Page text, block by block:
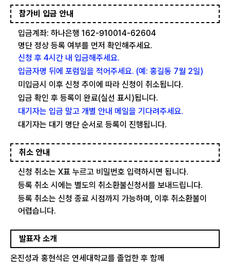
참가비 입금 안내
입금계좌: 하나은행 162-910014-62604
명단 정상 등록 여부를 먼저 확인해주세요.
신청 후 4시간 내 입금해주세요.
입금자명 뒤에 포럼일을 적어주세요. (예: 홍길동 7월 2일)
미입금시 이후 신청 추이에 따라 신청이 취소됩니다.
입금 확인 후 등록이 완료(실선 표시)됩니다.
대기자는 입금 말고 개별 안내 메일을 기다려주세요.
대기자는 대기 명단 순서로 등록이 진행됩니다.
취소 안내
신청 취소는 X표 누르고 비밀번호 입력하시면 됩니다.
등록 취소 시에는 별도의 취소환불신청서를 보내드립니다.
등록 취소는 신청 종료 시점까지 가능하며, 이후 취소환불이
어렵습니다.
발표자 소개
온진성과 홍현석은 연세대학교를 졸업한 후 함께